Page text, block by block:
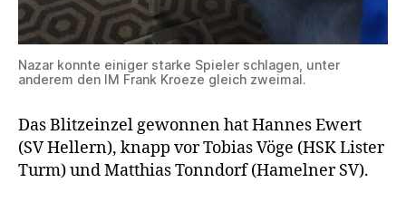
Nazar konnte einiger starke Spieler schlagen, unter
anderem den IM Frank Kroeze gleich zweimal.
Das Blitzeinzel gewonnen hat Hannes Ewert
(SV Hellern), knapp vor Tobias Vöge (HSK Lister
Turm) und Matthias Tonndorf (Hamelner SV).